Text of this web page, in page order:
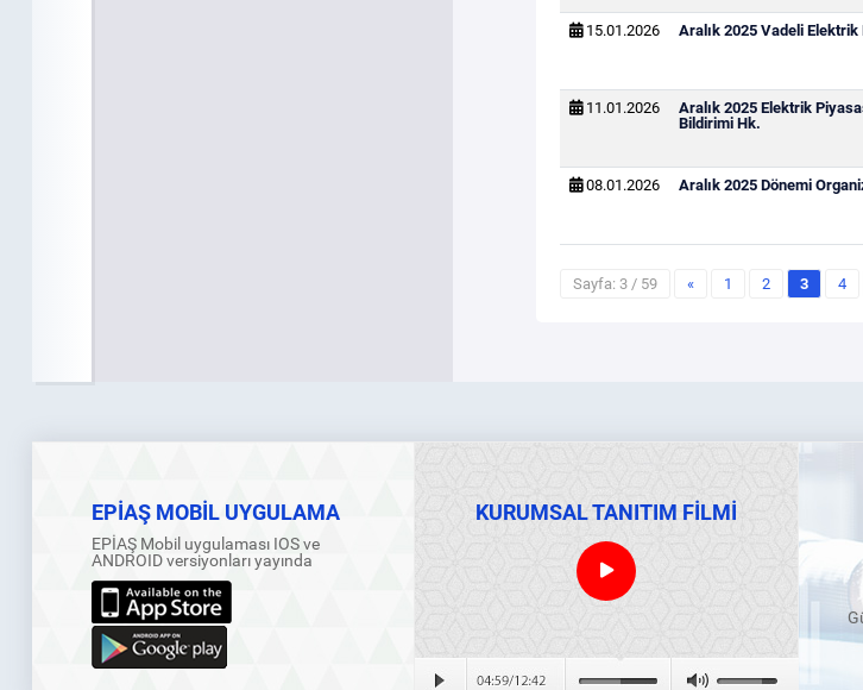
15.01.2026 Aralık 2025 Vadeli
11.01.2026
Aralık 2025 Elektrik
Bildirimi Hk.
08.01.2026 Aralık 2025 Dönemi
Sayfa: 3 / 59 « 1 2 3 4
EPİAŞ MOBİL UYGULAMA
EPİAŞ Mobil uygulaması IOS ve
ANDROID versiyonları yayında
KURUMSAL TANITIM FİLMİ